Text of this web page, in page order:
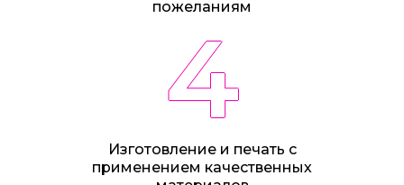
пожеланиям
4
Изготовление и печать с
применением качественных